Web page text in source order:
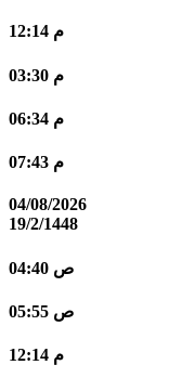
12:14 م
03:30 م
06:34 م
07:43 م
04/08/2026
19/2/1448
04:40 ص
05:55 ص
12:14 م